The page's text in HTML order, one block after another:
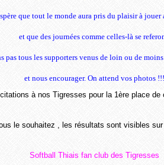
que tout le monde aura pris du plaisir à jouer
et que des journées comme celles-là se
pas tous les supporters venus de loin ou de
et nous encourager. On attend vos photos !!!
à nos Tigresses pour la 1ère place de
le souhaitez , les résultats sont visibles
Softball Thiais fan club des Tigresses